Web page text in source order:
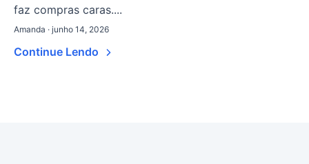
faz compras caras....
Amanda · junho 14, 2026
Continue Lendo